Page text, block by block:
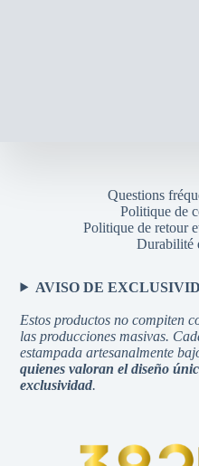
Questions
Politique de
Politique de retour
Durabilité
AVISO DE
Estos productos no compiten
las producciones masivas.
estampada artesanalmente
quienes valoran el diseño
exclusividad.